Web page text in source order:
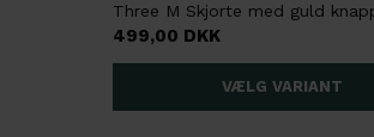
499,00 DKK